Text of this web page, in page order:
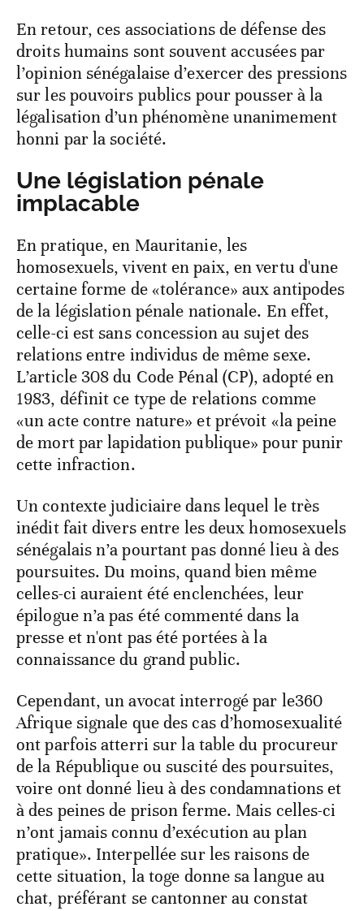
En retour, ces associations de défense des
droits humains sont souvent accusées par
l’opinion sénégalaise d’exercer des pressions
sur les pouvoirs publics pour pousser à la
légalisation d’un phénomène unanimement
honni par la société.
Une législation pénale
implacable
En pratique, en Mauritanie, les
homosexuels, vivent en paix, en vertu d'une
certaine forme de «tolérance» aux antipodes
de la législation pénale nationale. En effet,
celle-ci est sans concession au sujet des
relations entre individus de même sexe.
L’article 308 du Code Pénal (CP), adopté en
1983, définit ce type de relations comme
«un acte contre nature» et prévoit «la peine
de mort par lapidation publique» pour punir
cette infraction.
Un contexte judiciaire dans lequel le très
inédit fait divers entre les deux homosexuels
sénégalais n’a pourtant pas donné lieu à des
poursuites. Du moins, quand bien même
celles-ci auraient été enclenchées, leur
épilogue n’a pas été commenté dans la
presse et n'ont pas été portées à la
connaissance du grand public.
Cependant, un avocat interrogé par le360
Afrique signale que des cas d’homosexualité
ont parfois atterri sur la table du procureur
de la République ou suscité des poursuites,
voire ont donné lieu à des condamnations et
à des peines de prison ferme. Mais celles-ci
n’ont jamais connu d’exécution au plan
pratique». Interpellée sur les raisons de
cette situation, la toge donne sa langue au
chat, préférant se cantonner au constat